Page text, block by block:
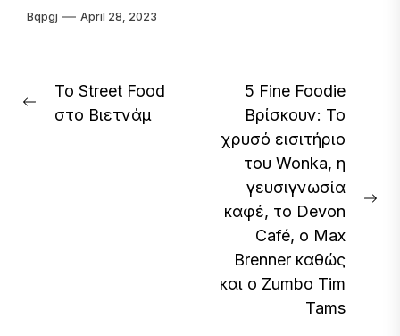
Bqpgj April 28, 2023
Post
navigation
Previous
Το Street Food
στο Βιετνάμ
5 Fine Foodie
Βρίσκουν: Το
χρυσό εισιτήριο
του Wonka, η
γευσιγνωσία
καφέ, το Devon
Café, ο Max
Brenner καθώς
και ο Zumbo Tim
Tams